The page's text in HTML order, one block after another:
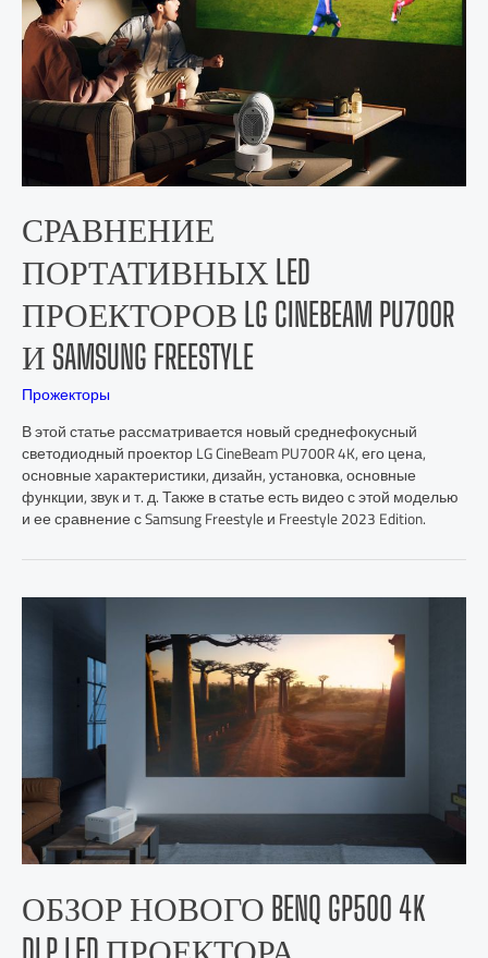
СРАВНЕНИЕ
ПОРТАТИВНЫХ LED
ПРОЕКТОРОВ LG CINEBEAM PU700R
И SAMSUNG FREESTYLE
Прожекторы
В этой статье рассматривается новый среднефокусный
светодиодный проектор LG CineBeam PU700R 4K, его цена,
основные характеристики, дизайн, установка, основные
функции, звук и т. д. Также в статье есть видео с этой моделью
и ее сравнение с Samsung Freestyle и Freestyle 2023 Edition.
ОБЗОР НОВОГО BENQ GP500 4K
DLP LED ПРОЕКТОРА